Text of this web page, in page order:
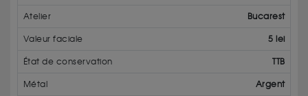
Atelier Bucarest
Valeur faciale 5 lei
État de conservation TTB
Métal Argent